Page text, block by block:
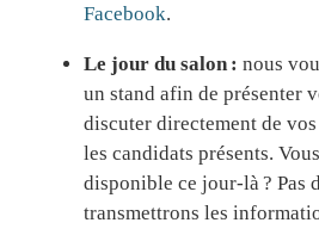
Facebook.
Le jour du salon : nous
un stand afin de présenter
discuter directement de
les candidats présents.
disponible ce jour-là ? Pas
transmettrons les